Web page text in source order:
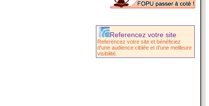
Referencez votre site
Referencez votre site et bénéficiez
d'une audience ciblée et d’une meilleure
visibilité.